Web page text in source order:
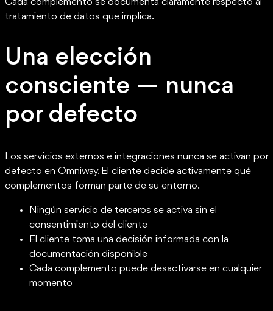
tratamiento de datos que implica.
Una elección
consciente — nunca
por defecto
Los servicios externos e integraciones nunca se activan por
defecto en Omniway. El cliente decide activamente qué
complementos forman parte de su entorno.
Ningún servicio de terceros se activa sin el
consentimiento del cliente
El cliente toma una decisión informada con la
documentación disponible
Cada complemento puede desactivarse en cualquier
momento